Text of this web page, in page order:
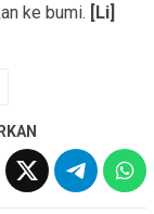
ke bumi. [Li]